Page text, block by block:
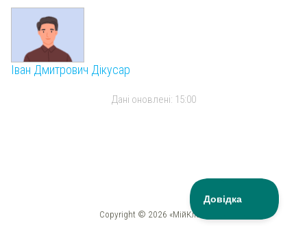
Іван Дмитрович Дікусар
Дані оновлені: 15:00
Copyright © 2026 «МійКлас»